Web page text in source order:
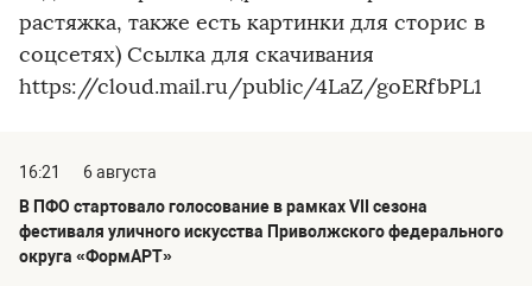
растяжка, также есть картинки для сторис в
соцсетях) Ссылка для скачивания
https://cloud.mail.ru/public/4LaZ/goERfbPL1
16:21
6 августа
В ПФО стартовало голосование в рамках VII сезона
фестиваля уличного искусства Приволжского федерального
округа «ФормАРТ»